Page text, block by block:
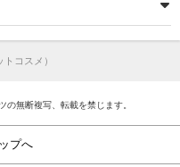
コスメ）
の無断複写、転載を禁じます。
プへ